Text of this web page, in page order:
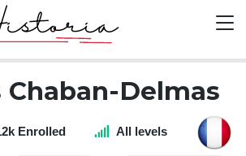
Chaban-Delmas
Enrolled All levels